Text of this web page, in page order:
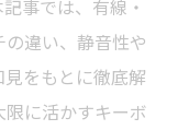
事では、有線・
違い、静音性や
をもとに徹底解
に活かすキーボ